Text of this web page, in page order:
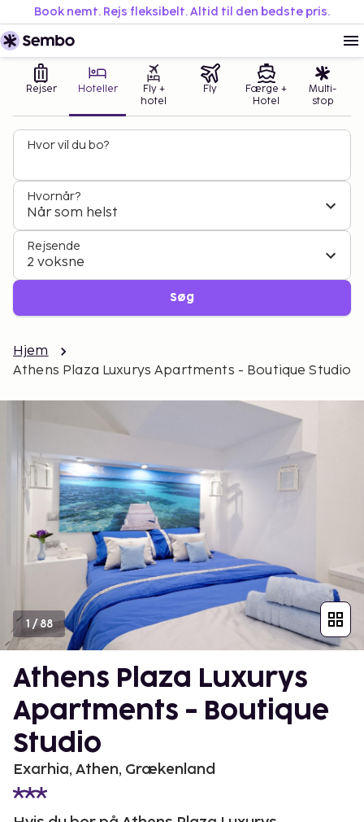
Book nemt. Rejs fleksibelt. Altid til den bedste pris.
Rejser Hoteller
Fly +
hotel
Fly
Færge +
Hotel
Multi-
stop
Hvor vil du bo?
Hvornår?
Når som helst
Rejsende
2 voksne
Søg
Hjem
Athens Plaza Luxurys Apartments - Boutique Studio
1 /88
Athens Plaza Luxurys
Apartments - Boutique
Studio
Exarhia, Athen, Grækenland